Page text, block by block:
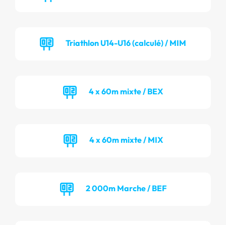
Triathlon U14-U16 (calculé) / MIM
4 x 60m mixte / BEX
4 x 60m mixte / MIX
2 000m Marche / BEF